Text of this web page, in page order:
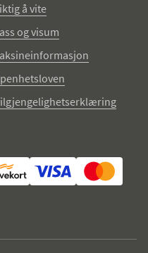
å vite
og visum